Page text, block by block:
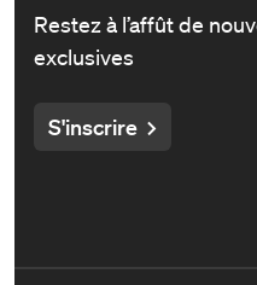
Restez à l’affût de
exclusives
S'inscrire